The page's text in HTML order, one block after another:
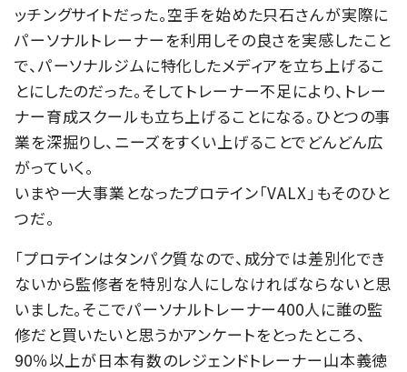
ッチングサイトだった。空手を始めた只石さんが実際に
パーソナルトレーナーを利用しその良さを実感したこと
で、パーソナルジムに特化したメディアを立ち上げるこ
とにしたのだった。そしてトレーナー不足により、トレー
ナー育成スクールも立ち上げることになる。ひとつの事
業を深掘りし、ニーズをすくい上げることでどんどん広
がっていく。
いまや一大事業となったプロテイン「VALX」もそのひと
つだ。
「プロテインはタンパク質なので、成分では差別化でき
ないから監修者を特別な人にしなければならないと思
いました。そこでパーソナルトレーナー400人に誰の監
修だと買いたいと思うかアンケートをとったところ、
90％以上が日本有数のレジェンドトレーナー山本義徳